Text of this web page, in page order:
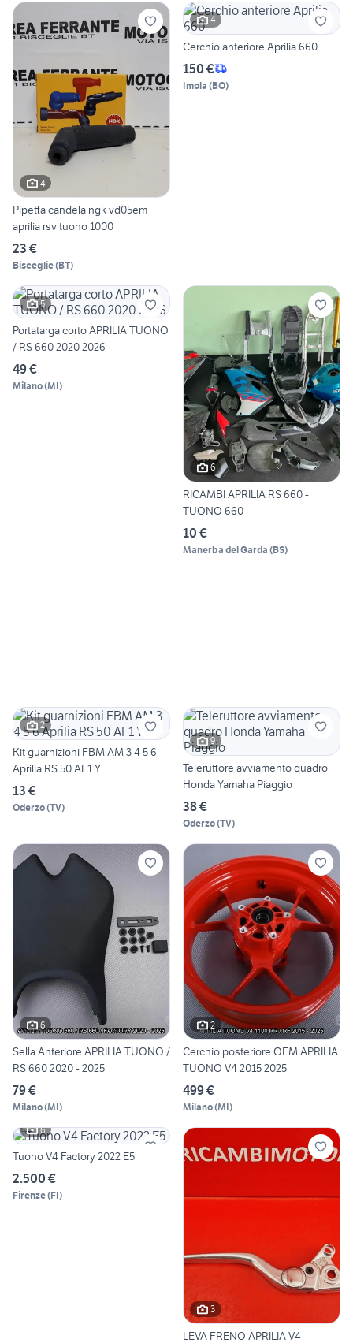
4
Pipetta candela ngk vd05em
aprilia rsv tuono 1000
23 €
Bisceglie(BT)
4
Cerchio anteriore Aprilia 660
150 €
Imola (BO)
5
Portatarga corto APRILIA TUONO
/ RS 660 2020 2026
49 €
Milano(MI)
6
RICAMBI APRILIA RS 660 -
TUONO 660
10 €
Manerba del Garda (BS)
2
Kit guarnizioni FBM AM 3 4 5 6
Aprilia RS 50 AF1 Y
13 €
Oderzo(TV)
9
Teleruttore avviamento quadro
Honda Yamaha Piaggio
38 €
Oderzo(TV)
6
Sella Anteriore APRILIA TUONO /
RS 660 2020 - 2025
79 €
Milano(MI)
2
Cerchio posteriore OEM APRILIA
TUONO V4 2015 2025
499 €
Milano(MI)
6
Tuono V4 Factory 2022 E5
2.500 €
Firenze(FI)
3
LEVA FRENO APRILIA V4